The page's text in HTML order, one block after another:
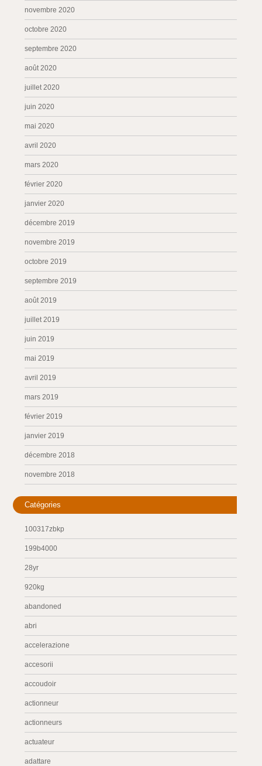
novembre 2020
octobre 2020
septembre 2020
août 2020
juillet 2020
juin 2020
mai 2020
avril 2020
mars 2020
février 2020
janvier 2020
décembre 2019
novembre 2019
octobre 2019
septembre 2019
août 2019
juillet 2019
juin 2019
mai 2019
avril 2019
mars 2019
février 2019
janvier 2019
décembre 2018
novembre 2018
Catégories
100317zbkp
199b4000
28yr
920kg
abandoned
abri
accelerazione
accesorii
accoudoir
actionneur
actionneurs
actuateur
adattare